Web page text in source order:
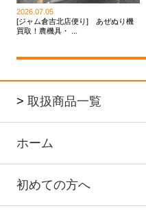
2026.07.05
[ジャム倉吉北店便り] あぜぬり機
買取！農機具・ ...
> 取扱商品一覧
ホーム
初めての方へ